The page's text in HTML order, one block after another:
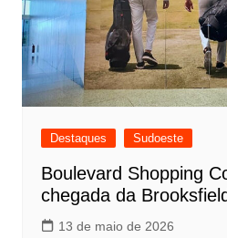
Destaques Sudoeste
Boulevard Shopping
chegada da Brooksfield
13 de maio de 2026